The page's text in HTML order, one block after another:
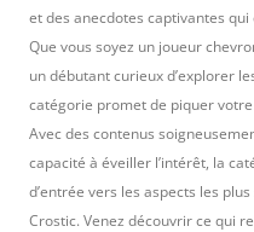
et des anecdotes captivantes
Que vous soyez un joueur
un débutant curieux d’explorer
catégorie promet de piquer
Avec des contenus
capacité à éveiller l’intérêt, la
d’entrée vers les aspects les
Crostic. Venez découvrir ce qui